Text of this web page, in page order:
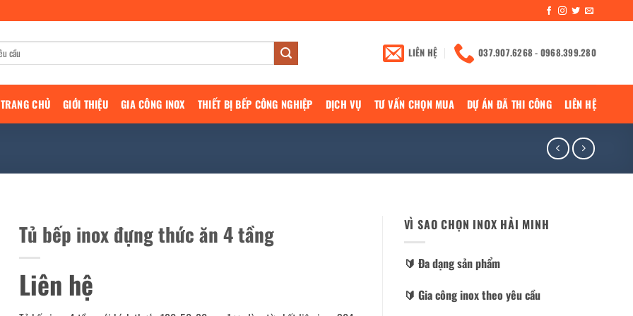
LIÊN HỆ 037.907.6268 - 0968.399.280
TRANG CHỦ GIỚI THIỆU GIA CÔNG INOX THIẾT BỊ BẾP CÔNG NGHIỆP DỊCH VỤ TƯ VẤN CHỌN MUA DỰ ÁN ĐÃ THI CÔNG LIÊN HỆ
Tủ bếp inox đựng thức ăn 4 tầng
Liên hệ
VÌ SAO CHỌN INOX HẢI MINH
🔰️ Đa dạng sản phẩm
🔰️ Gia công inox theo yêu cầu